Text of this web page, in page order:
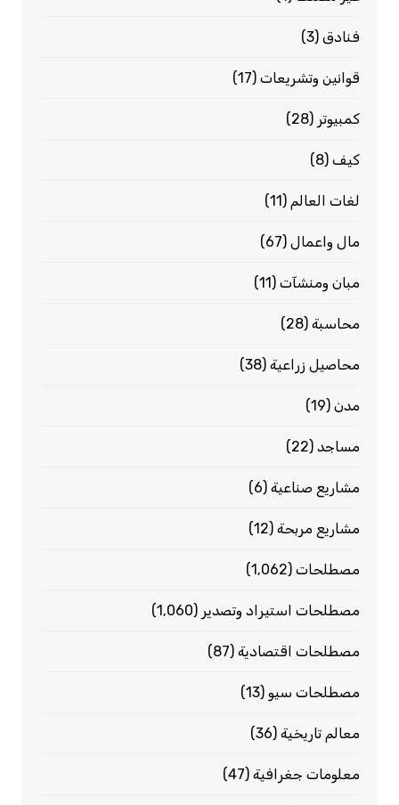
فنادق(3)
قوانين وتشريعات(17)
كمبيوتر (28)
كيف(8)
لغات العالم (11)
مال واعمال(67)
مبان ومنشآت(11)
محاسبة(28)
محاصيل زراعية(38)
مدن(19)
مساجد(22)
مشاريع صناعية(6)
مشاريع مربحة(12)
مصطلحات(1٬062)
مصطلحات استيراد وتصدير (1٬060)
مصطلحات اقتصادية(87)
مصطلحات سيو(13)
معالم تاريخية(36)
معلومات جغرافية(47)